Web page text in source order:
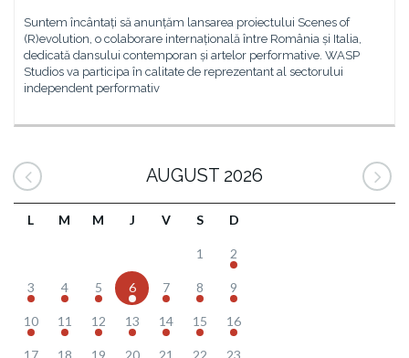
Suntem încântați să anunțăm lansarea proiectului Scenes of
(R)evolution, o colaborare internațională între România și Italia,
dedicată dansului contemporan și artelor performative. WASP
Studios va participa în calitate de reprezentant al sectorului
independent performativ
AUGUST 2026
L M M J V S D
1 2
3 4 5 6 7 8 9
10 11 12 13 14 15 16
17 18 19 20 21 22 23